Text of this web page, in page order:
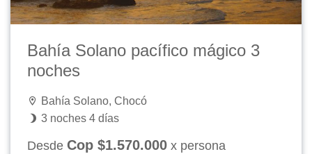
Bahía Solano pacífico mágico 3
noches
Bahía Solano, Chocó
3 noches 4 días
Desde Cop $1.570.000 x persona